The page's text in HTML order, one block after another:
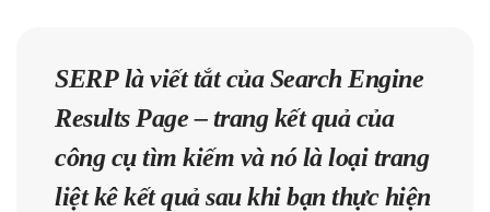
SERPlà viết tắt của Search Engine
Results Page – trang kết quả của
công cụ tìm kiếm và nó là loại trang
liệt kê kết quả sau khi bạn thực hiện